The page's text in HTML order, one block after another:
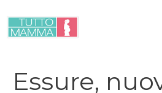
contenuto
Essure,